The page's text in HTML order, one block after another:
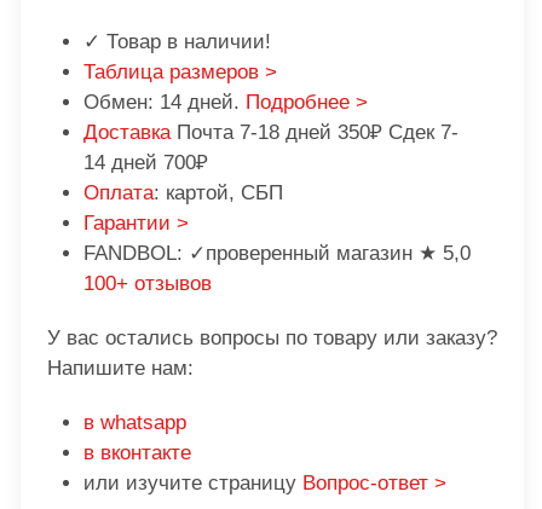
✓ Товар в наличии!
Таблица размеров >
Обмен: 14 дней. Подробнее >
Доставка Почта 7-18 дней 350₽ Сдек 7-
14 дней 700₽
Оплата: картой, СБП
Гарантии >
FANDBOL: ✓проверенный магазин ★ 5,0
100+ отзывов
У вас остались вопросы по товару или заказу?
Напишите нам:
в whatsapp
в вконтакте
или изучите страницу Вопрос-ответ >